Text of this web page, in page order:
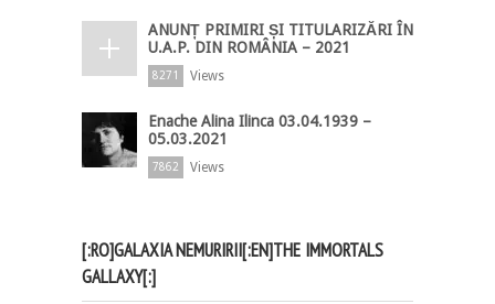
ANUNȚ PRIMIRI ȘI TITULARIZĂRI ÎN
U.A.P. DIN ROMÂNIA – 2021
8271 Views
Enache Alina Ilinca 03.04.1939 –
05.03.2021
7862 Views
[:RO]GALAXIA NEMURIRII[:EN]THE IMMORTALS
GALLAXY[:]